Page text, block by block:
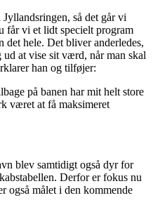
så det går vi
får vi et lidt specielt program
hele. Det bliver anderledes,
at vise sit værd, når man skal
han og tilføjer:
på banen har mit helt store
været at få maksimeret
blev samtidigt også dyr for
Derfor er fokus nu
også målet i den kommende